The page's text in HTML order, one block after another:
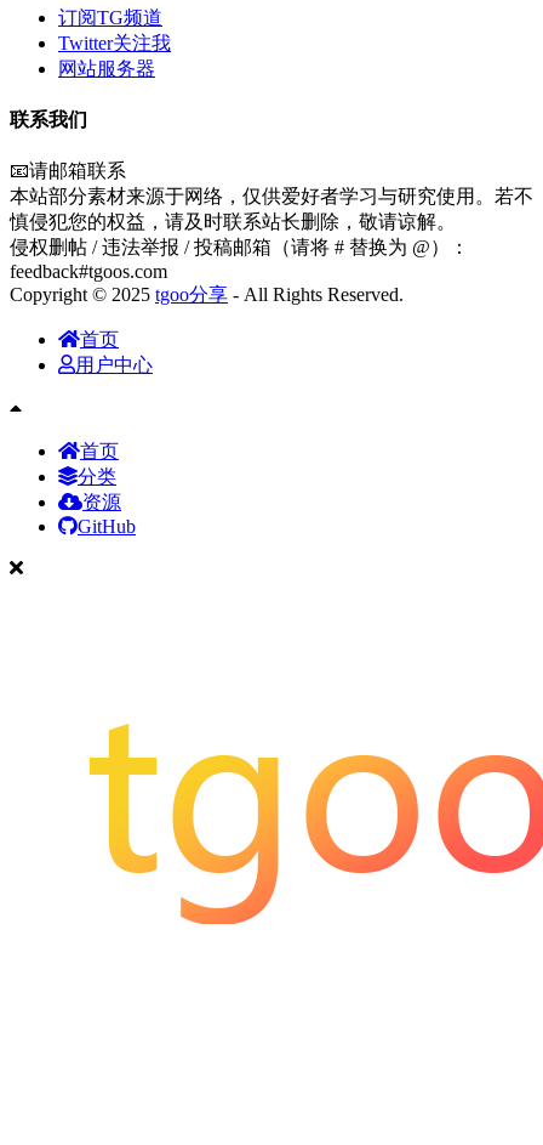
订阅TG频道
Twitter关注我
网站服务器
联系我们
📧请邮箱联系
本站部分素材来源于网络，仅供爱好者学习与研究使用。若不
慎侵犯您的权益，请及时联系站长删除，敬请谅解。
侵权删帖 / 违法举报 / 投稿邮箱（请将 # 替换为 @）：
feedback#tgoos.com
Copyright © 2025 tgoo分享 - All Rights Reserved.
首页
用户中心
首页
分类
资源
GitHub